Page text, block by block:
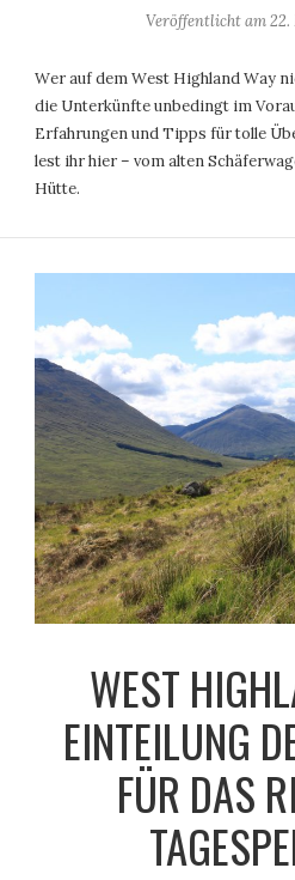
Veröffentlicht am22.
Wer auf dem West Highland Way
die Unterkünfte unbedingt im
Erfahrungen und Tipps für tolle
lest ihr hier – vom alten
Hütte.
WEST
EINTEILUNG
FÜR DAS